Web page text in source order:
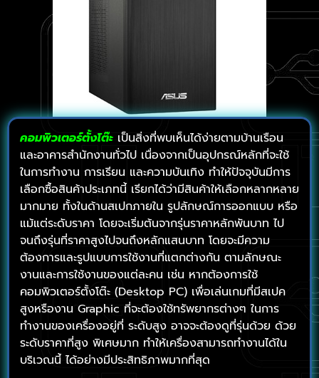
คอมพิวเตอร์ตั้งโต๊ะ เป็นสิ่งที่พบเห็นได้ง่ายตามบ้านเรือน
และอาคารสำนักงานทั่วไป เนื่องจากเป็นอุปกรณ์หลักที่จะใช้
ในการทำงาน การเรียน และความบันเทิง ทำให้ปัจจุบันมีการ
เลือกซื้อสินค้าประเภทนี้ เรียกได้ว่ามีสินค้าให้เลือกหลากหลาย
มากมาย ทั้งในด้านสเปกภายใน รูปลักษณ์การออกแบบ หรือ
แม้แต่ระดับราคา โดยจะเริ่มต้นจากรุ่นราคาหลักพันบาท ไป
จนถึงรุ่นที่ราคาสูงไปจนถึงหลักแสนบาท โดยจะมีความ
ต้องการและรูปแบบการใช้งานที่แตกต่างกัน ตามลักษณะ
งานและการใช้งานของแต่ละคน เช่น หากต้องการใช้
คอมพิวเตอร์ตั้งโต๊ะ (Desktop PC) เพื่อเล่นเกมที่มีสเปค
สูงหรืองาน Graphic ที่จะต้องใช้ทรัพยากรต่างๆ ในการ
ทำงานของเครื่องอยู่ที่ ระดับสูง อาจจะต้องดูที่รุ่นด้วย ด้วย
ระดับราคาที่สูง พิเศษมาก ทำให้เครื่องสามารถทำงานได้ใน
บริเวณนี้ ได้อย่างมีประสิทธิภาพมากที่สุด